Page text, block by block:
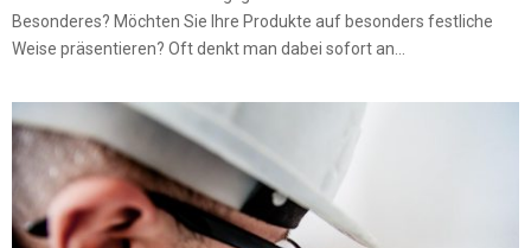
Besonderes? Möchten Sie Ihre Produkte auf besonders festliche
Weise präsentieren? Oft denkt man dabei sofort an...